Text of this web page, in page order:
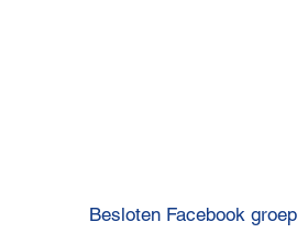
Besloten Facebook groep